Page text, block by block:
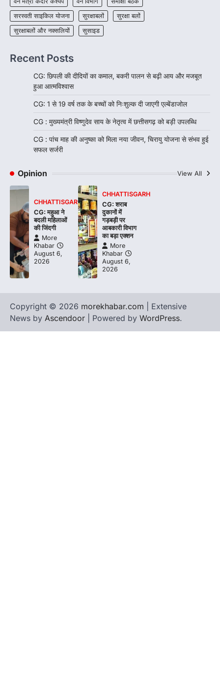
सरस्वती साइकिल योजना
सुरक्षाबलों
सुरक्षा बलों
सुरक्षाबलों और नक्सलियों
सुसाइड
Recent Posts
CG: छिपली की दीदियों का कमाल, बकरी पालन से बढ़ी आय और मजबूत
हुआ आत्मविश्वास
CG: 1 से 19 वर्ष तक के बच्चों को निःशुल्क दी जाएगी एल्बेंडाजोल
CG : मुख्यमंत्री विष्णुदेव साय के नेतृत्व में छत्तीसगढ़ को बड़ी उपलब्धि
CG : पांच माह की अनुष्का को मिला नया जीवन, चिरायु योजना से संभव हुई
सफल सर्जरी
Opinion View All
CHHATTISGARH
CG: महुआ ने
बदली महिलाओं
की जिंदगी
More
Khabar
August 6,
2026
CHHATTISGARH
CG: शराब
दुकानों में
गड़बड़ी पर
आबकारी विभाग
का बड़ा एक्शन
More
Khabar
August 6,
2026
Copyright © 2026 morekhabar.com | Extensive
News by Ascendoor | Powered by WordPress.